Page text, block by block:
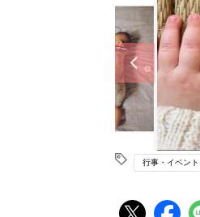
行事・イベント